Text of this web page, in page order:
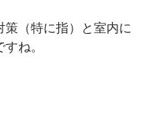
（特に指）と室内に
ね。